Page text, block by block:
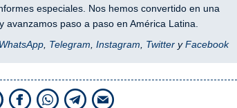
especiales. Nos hemos convertido en una
paso a paso en América Latina.
, Telegram Instagram TwitteryFacebook